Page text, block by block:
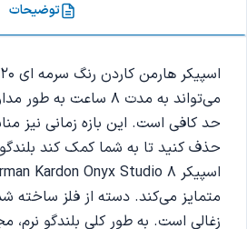
توضیحات
متمایز می‌کند. دسته از فلز ساخته